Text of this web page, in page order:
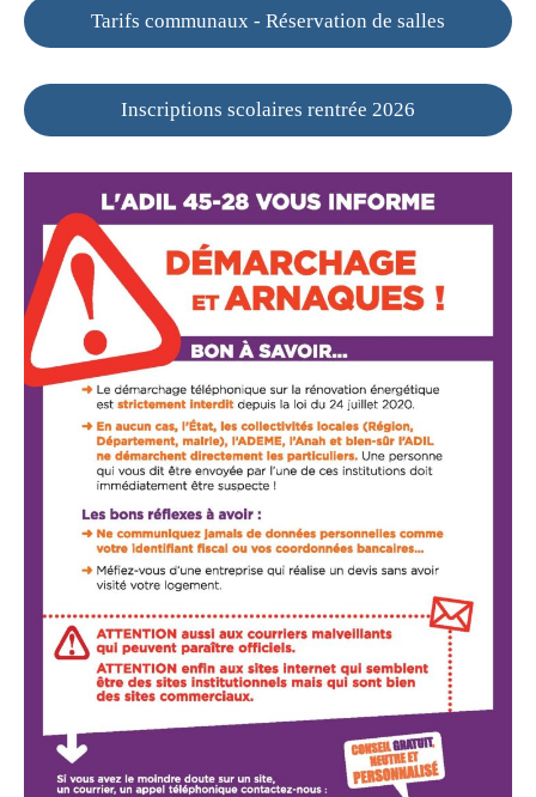
Tarifs communaux - Réservation de salles
Inscriptions scolaires rentrée 2026